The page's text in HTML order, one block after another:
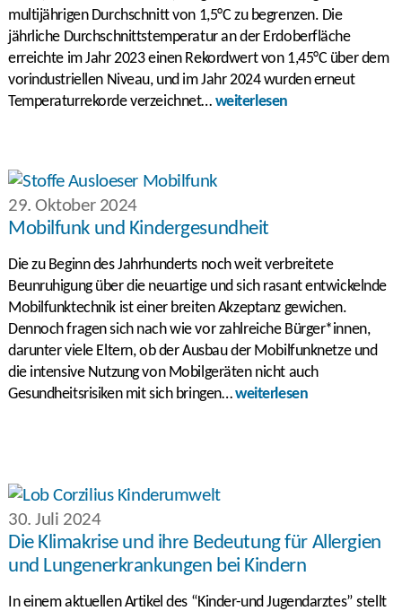
multijährigen Durchschnitt von 1,5°C zu begrenzen. Die
jährliche Durchschnittstemperatur an der Erdoberfläche
erreichte im Jahr 2023 einen Rekordwert von 1,45°C über dem
vorindustriellen Niveau, und im Jahr 2024 wurden erneut
Temperaturrekorde verzeichnet… weiterlesen
29. Oktober 2024
Mobilfunk und Kindergesundheit
Die zu Beginn des Jahrhunderts noch weit verbreitete
Beunruhigung über die neuartige und sich rasant entwickelnde
Mobilfunktechnik ist einer breiten Akzeptanz gewichen.
Dennoch fragen sich nach wie vor zahlreiche Bürger*innen,
darunter viele Eltern, ob der Ausbau der Mobilfunknetze und
die intensive Nutzung von Mobilgeräten nicht auch
Gesundheitsrisiken mit sich bringen…weiterlesen
30. Juli 2024
Die Klimakrise und ihre Bedeutung für Allergien
und Lungenerkrankungen bei Kindern
In einem aktuellen Artikel des “Kinder-und Jugendarztes” stellt